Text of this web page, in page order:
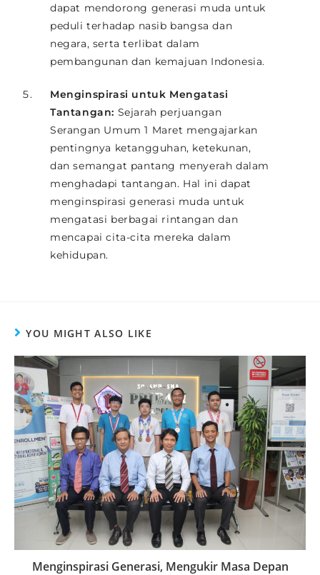
dapat mendorong generasi muda untuk
peduli terhadap nasib bangsa dan
negara, serta terlibat dalam
pembangunan dan kemajuan Indonesia.
Menginspirasi untuk Mengatasi
Tantangan: Sejarah perjuangan
Serangan Umum 1 Maret mengajarkan
pentingnya ketangguhan, ketekunan,
dan semangat pantang menyerah dalam
menghadapi tantangan. Hal ini dapat
menginspirasi generasi muda untuk
mengatasi berbagai rintangan dan
mencapai cita-cita mereka dalam
kehidupan.
YOU MIGHT ALSO LIKE
Menginspirasi Generasi, Mengukir Masa Depan